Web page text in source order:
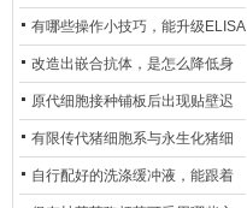
偏低，可从哪些维度开展问题排
查？
有哪些操作小技巧，能升级ELISA
的LOD与LOQ性能？
改造出嵌合抗体，是怎么降低身
体生成抗鼠抗体（HAMA）的？
原代细胞接种铺板后出现贴壁迟
缓、悬浮细胞数量偏多的现象的
主要诱因
有限传代猪细胞系与永生化猪细
胞系，二者在增殖存活周期上有
自行配好的洗涤缓冲液，能跟着